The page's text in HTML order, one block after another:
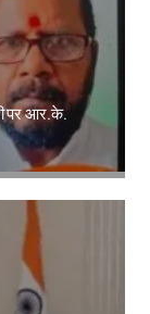
पर आर.के.